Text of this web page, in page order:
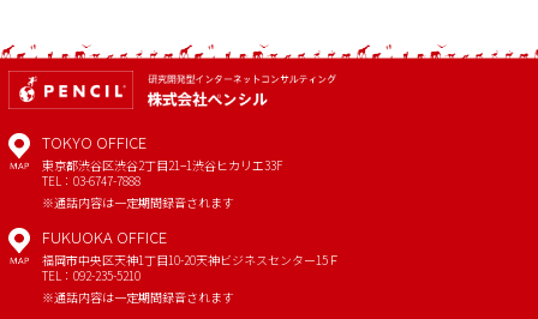
MAP
TOKYO OFFICE
東京都渋谷区渋谷2丁目21−1渋谷ヒカリエ33F
TEL：03-6747-7888
※通話内容は一定期間録音されます
MAP
FUKUOKA OFFICE
福岡市中央区天神1丁目10-20天神ビジネスセンター15Ｆ
TEL：092-235-5210
※通話内容は一定期間録音されます